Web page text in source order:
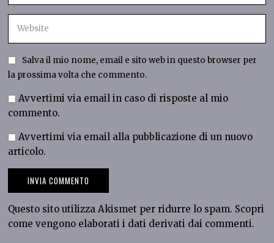
Salva il mio nome, email e sito web in questo browser per
la prossima volta che commento.
Avvertimi via email in caso di risposte al mio
commento.
Avvertimi via email alla pubblicazione di un nuovo
articolo.
Questo sito utilizza Akismet per ridurre lo spam. Scopri
come vengono elaborati i dati derivati dai commenti.